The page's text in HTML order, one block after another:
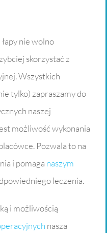
nie wolno
skorzystać z
Wszystkich
tylko) zapraszamy do
naszej
możliwość wykonania
Pozwala to na
i pomaga naszym
leczenia.
i możliwością
nasza